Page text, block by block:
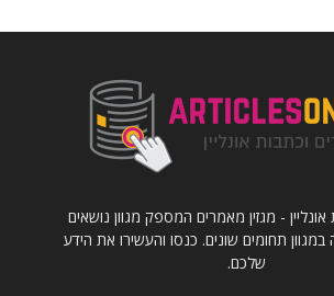
- מגזין מאמרים המספק מגוון נושאים
במגוון תחומים שונים. כנסו והעשירו את הידע
שלכם.